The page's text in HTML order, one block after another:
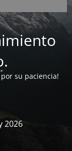
su paciencia!
2026